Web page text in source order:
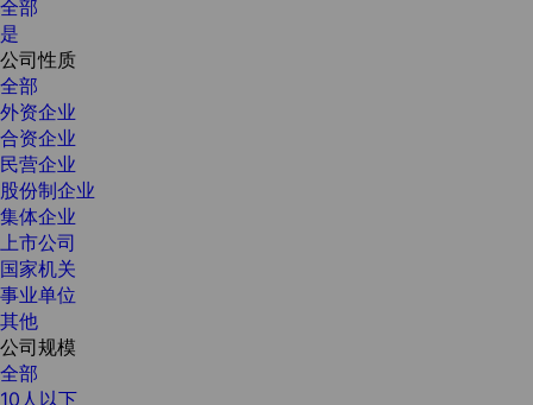
全部
是
公司性质
全部
外资企业
合资企业
民营企业
股份制企业
集体企业
上市公司
国家机关
事业单位
其他
公司规模
全部
10人以下